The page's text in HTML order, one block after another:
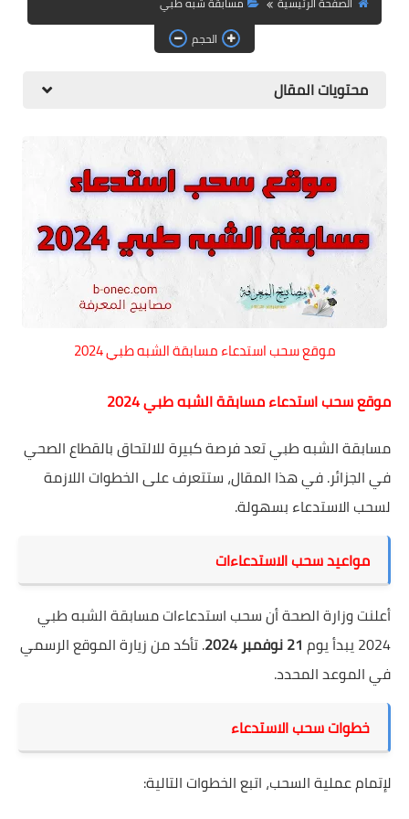
التعليم الجامعي
الدراسة بالمراسلة و التعليم
أخبار التعليم في العالم
معلومات عامة و تأشيرات
دليل المواطن الجزائري
الحجم
محتويات المقال
موقع سحب استدعاء مسابقة الشبه طبي 2024
موقع سحب استدعاء مسابقة الشبه طبي 2024
مسابقة الشبه طبي تعد فرصة كبيرة للالتحاق بالقطاع الصحي
في الجزائر. في هذا المقال، ستتعرف على الخطوات اللازمة
لسحب الاستدعاء بسهولة.
مواعيد سحب الاستدعاءات
أعلنت وزارة الصحة أن سحب استدعاءات مسابقة الشبه طبي
2024 يبدأ يوم
21 نوفمبر 2024
. تأكد من زيارة الموقع الرسمي
في الموعد المحدد.
خطوات سحب الاستدعاء
لإتمام عملية السحب، اتبع الخطوات التالية: